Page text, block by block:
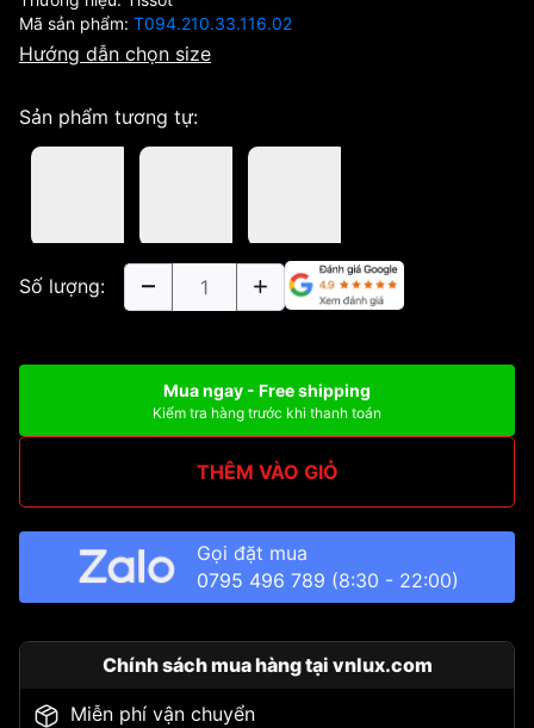
Mã sản phẩm: T094.210.33.116.02
Hướng dẫn chọn size
Sản phẩm tương tự:
Số lượng:
Mua ngay - Free shipping
Kiểm tra hàng trước khi thanh toán
THÊM VÀO GIỎ
Gọi đặt mua
0795 496 789 (8:30 - 22:00)
Chính sách mua hàng tại vnlux.com
Miễn phí vận chuyển